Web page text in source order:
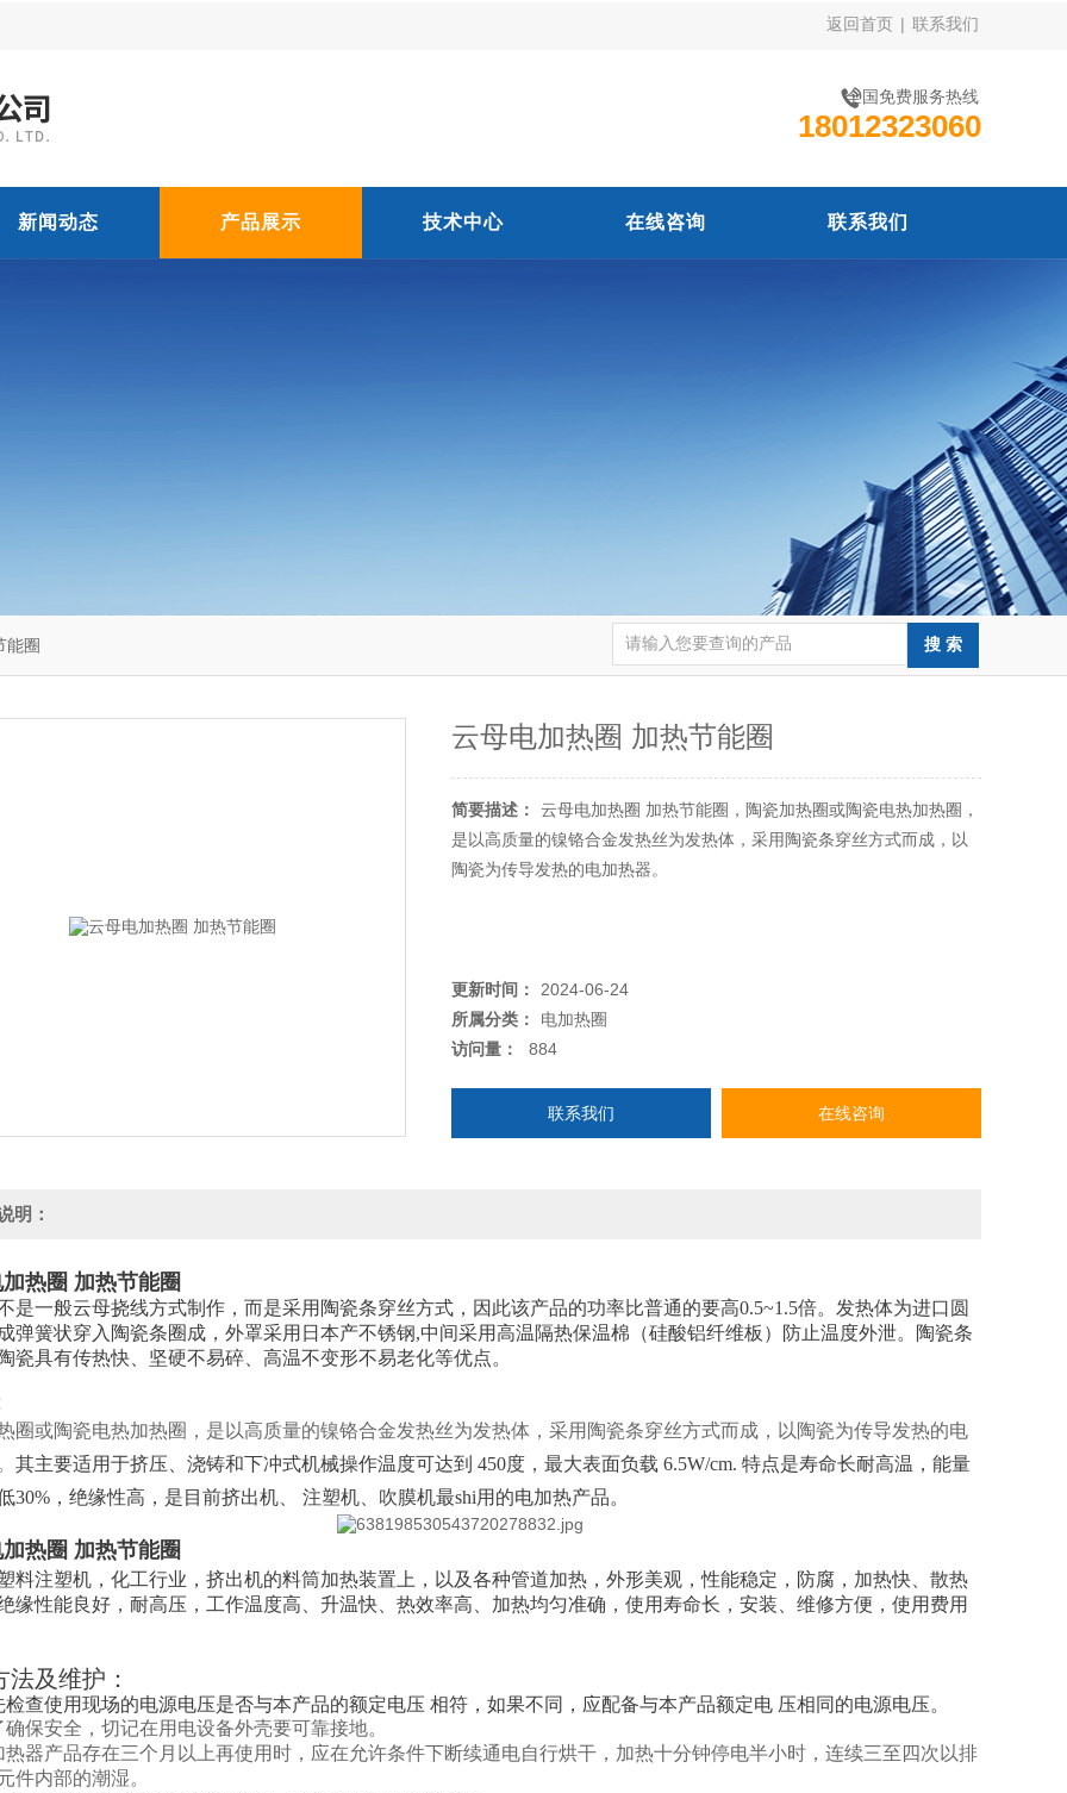
返回首页 | 联系我们
全国免费服务热线
18012323060
新闻动态 产品展示 技术中心 在线咨询 联系我们
能圈
云母电加热圈 加热节能圈
简要描述：
云母电加热圈 加热节能圈，陶瓷加热圈或陶瓷电热加热圈，
是以高质量的镍铬合金发热丝为发热体，采用陶瓷条穿丝方式而成，以
陶瓷为传导发热的电加热器。
更新时间：
2024-06-24
所属分类：
电加热圈
访问量：
884
联系我们 在线咨询
明：
热圈 加热节能圈
是一般云母挠线方式制作，而是采用陶瓷条穿丝方式，因此该产品的功率比普通的要高0.5~1.5倍。发热体为进口圆
弹簧状穿入陶瓷条圈成，外罩采用日本产不锈钢,中间采用高温隔热保温棉（硅酸铝纤维板）防止温度外泄。陶瓷条
瓷具有传热快、坚硬不易碎、高温不变形不易老化等优点。
圈或陶瓷电热加热圈，是以高质量的镍铬合金发热丝为发热体，采用陶瓷条穿丝方式而成，以陶瓷为传导发热的电
其主要适用于挤压、浇铸和下冲式机械操作温度可达到 450度，最大表面负载 6.5W/cm. 特点是寿命长耐高温，能量
30%，绝缘性高，是目前挤出机、 注塑机、吹膜机最shi用的电加热产品。
热圈 加热节能圈
料注塑机，化工行业，挤出机的料筒加热装置上，以及各种管道加热，外形美观，性能稳定，防腐，加热快、散热
缘性能良好，耐高压，工作温度高、升温快、热效率高、加热均匀准确，使用寿命长，安装、维修方便，使用费用
法及维护：
检查使用现场的电源电压是否与本产品的额定电压 相符，如果不同，应配备与本产品额定电 压相同的电源电压。
确保安全，切记在用电设备外壳要可靠接地。
热器产品存在三个月以上再使用时，应在允许条件下断续通电自行烘干，加热十分钟停电半小时，连续三至四次以排
件内部的潮湿。